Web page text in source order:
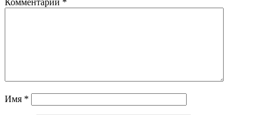
Комментарий *
Имя *